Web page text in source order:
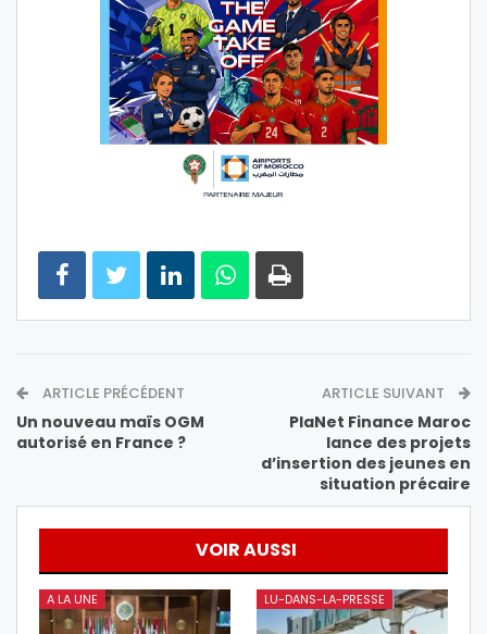
ARTICLE PRÉCÉDENT
Un nouveau maïs OGM
autorisé en France ?
ARTICLE SUIVANT
PlaNet Finance Maroc
lance des projets
d’insertion des jeunes en
situation précaire
VOIR AUSSI
A LA UNE LU-DANS-LA-PRESSE